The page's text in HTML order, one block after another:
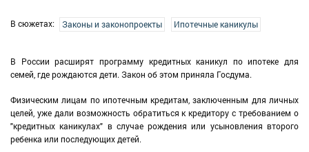
В сюжетах: Законы и законопроекты Ипотечные каникулы
В России расширят программу кредитных каникул по ипотеке для
семей, где рождаются дети. Закон об этом приняла Госдума.
Физическим лицам по ипотечным кредитам, заключенным для личных
целей, уже дали возможность обратиться к кредитору с требованием о
"кредитных каникулах" в случае рождения или усыновления второго
ребенка или последующих детей.